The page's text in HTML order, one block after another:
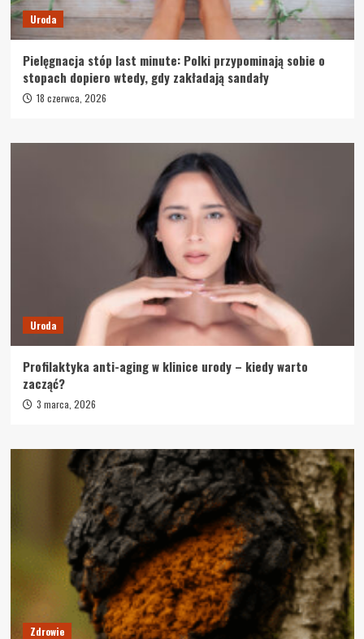
Uroda
Pielęgnacja stóp last minute: Polki przypominają sobie o
stopach dopiero wtedy, gdy zakładają sandały
18 czerwca, 2026
Uroda
Profilaktyka anti-aging w klinice urody – kiedy warto
zacząć?
3 marca, 2026
Zdrowie